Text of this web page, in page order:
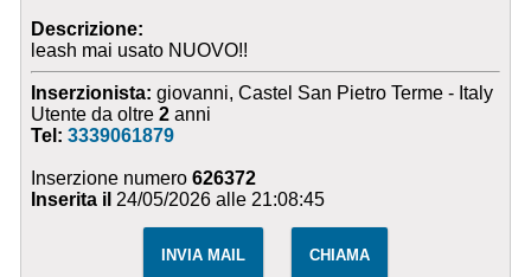
Descrizione:
leash mai usato NUOVO!!
Inserzionista: giovanni, Castel San Pietro Terme - Italy
Utente da oltre2 anni
Tel:3339061879
Inserzione numero626372
Inserita il 24/05/2026 alle 21:08:45
INVIA MAIL CHIAMA